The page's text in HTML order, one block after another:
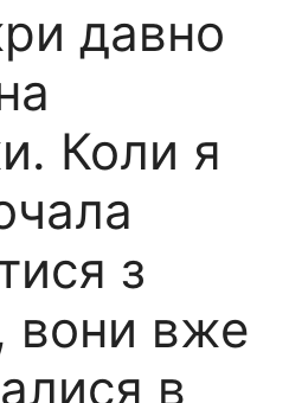
давно
Коли я
з
вже
в